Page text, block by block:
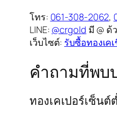
โทร: 061-308-2062,
LINE: @crgold มี @ ด้
เว็บไซต์: รับซื้อทองเค
คำถามที่พบ
ทองเคเปอร์เซ็น